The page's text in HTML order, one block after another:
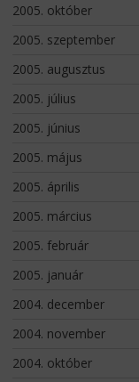
2005. október
2005. szeptember
2005. augusztus
2005. július
2005. június
2005. május
2005. április
2005. március
2005. február
2005. január
2004. december
2004. november
2004. október